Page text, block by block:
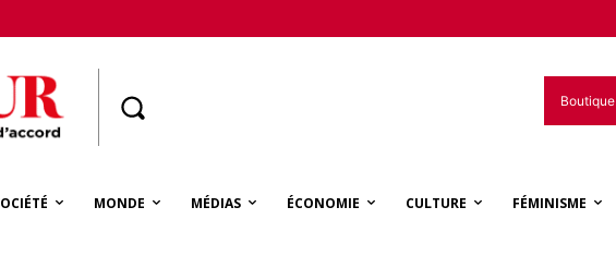
Boutique
MONDE MÉDIAS ÉCONOMIE CULTURE FÉMINISME